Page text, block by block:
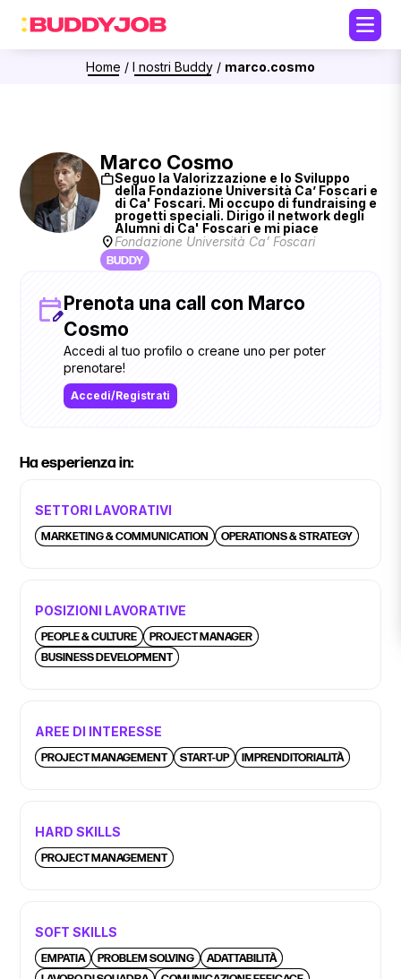
Home / I nostri Buddy / marco.cosmo
Marco Cosmo
workSeguo la Valorizzazione e lo Sviluppo
della Fondazione Università Ca’ Foscari e
di Ca' Foscari. Mi occupo di fundraising e
progetti speciali. Dirigo il network degli
Alumni di Ca' Foscari e mi piace
location_onFondazione Università Ca’ Foscari
BUDDY
Prenota una call con Marco
Cosmo
Accedi al tuo profilo o creane uno per poter
prenotare!
Accedi/Registrati
Ha esperienza in:
SETTORI LAVORATIVI
MARKETING & COMMUNICATION OPERATIONS & STRATEGY
POSIZIONI LAVORATIVE
PEOPLE & CULTURE
PROJECT MANAGER
BUSINESS DEVELOPMENT
AREE DI INTERESSE
PROJECT MANAGEMENT START-UP IMPRENDITORIALITÀ
HARD SKILLS
PROJECT MANAGEMENT
SOFT SKILLS
EMPATIA PROBLEM SOLVING
ADATTABILITÀ